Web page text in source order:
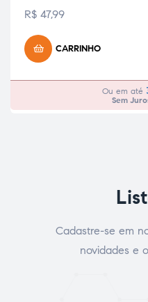
R$ 47,99
CARRINHO
Ou em até
Sem
Cadastre-se em
novidades e